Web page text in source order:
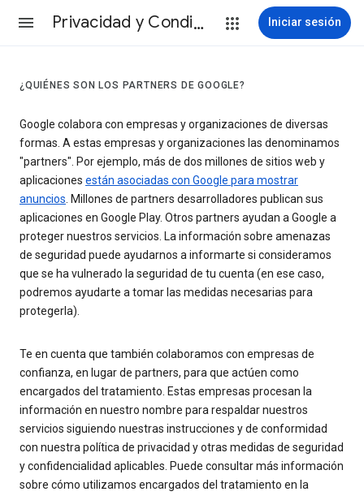
Privacidad y Condiciones Iniciar sesión
¿QUIÉNES SON LOS PARTNERS DE GOOGLE?
Google colabora con empresas y organizaciones de diversas
formas. A estas empresas y organizaciones las denominamos
"partners". Por ejemplo, más de dos millones de sitios web y
aplicaciones están asociadas con Google para mostrar
anuncios. Millones de partners desarrolladores publican sus
aplicaciones en Google Play. Otros partners ayudan a Google a
proteger nuestros servicios. La información sobre amenazas
de seguridad puede ayudarnos a informarte si consideramos
que se ha vulnerado la seguridad de tu cuenta (en ese caso,
podremos ayudarte a tomar las medidas necesarias para
protegerla).
Te en cuenta que también colaboramos con empresas de
confianza, en lugar de partners, para que actúen como
encargados del tratamiento. Estas empresas procesan la
información en nuestro nombre para respaldar nuestros
servicios siguiendo nuestras instrucciones y de conformidad
con nuestra política de privacidad y otras medidas de seguridad
y confidencialidad aplicables. Puede consultar más información
sobre cómo utilizamos encargados del tratamiento en la